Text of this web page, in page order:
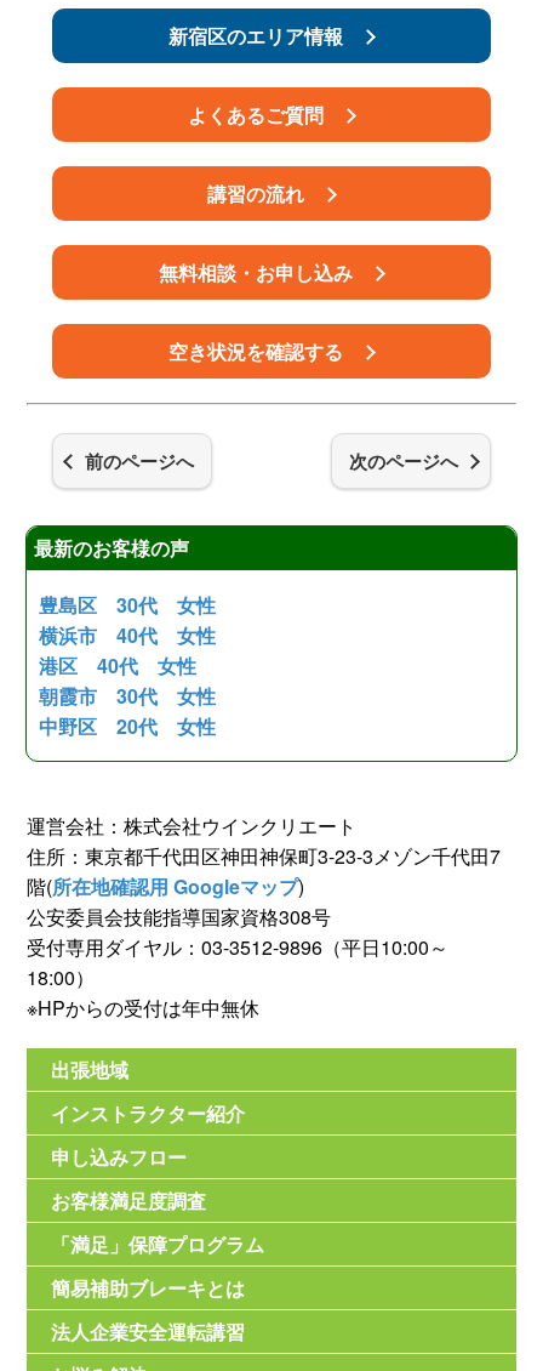
新宿区のエリア情報
よくあるご質問
講習の流れ
無料相談・お申し込み
空き状況を確認する
前のページへ 次のページへ
最新のお客様の声
豊島区 30代 女性
横浜市 40代 女性
港区 40代 女性
朝霞市 30代 女性
中野区 20代 女性
運営会社：株式会社ウインクリエート
住所：東京都千代田区神田神保町3-23-3メゾン千代田7
階(所在地確認用 Googleマップ)
公安委員会技能指導国家資格308号
受付専用ダイヤル：03-3512-9896（平日10:00～
18:00）
※HPからの受付は年中無休
出張地域
インストラクター紹介
申し込みフロー
お客様満足度調査
「満足」保障プログラム
簡易補助ブレーキとは
法人企業安全運転講習